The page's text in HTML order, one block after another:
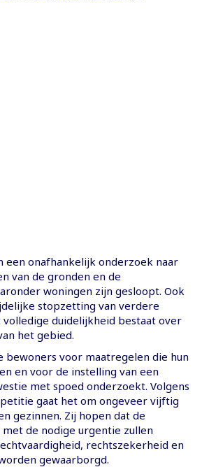
een onafhankelijk onderzoek naar
van de gronden en de
woningen zijn gesloopt. Ook
stopzetting van verdere
duidelijkheid bestaat over
het gebied.
bewoners voor maatregelen die hun
en voor de instelling van een
met spoed onderzoekt. Volgens
gaat het om ongeveer vijftig
gezinnen. Zij hopen dat de
de nodige urgentie zullen
rechtszekerheid en
gewaarborgd.